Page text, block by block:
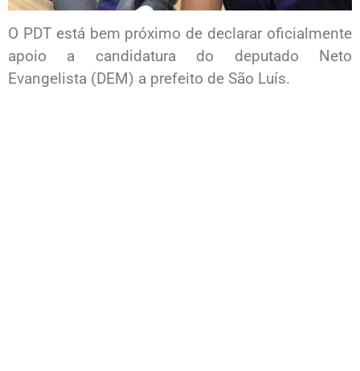
O PDT está bem próximo de declarar oficialmente
apoio a candidatura do deputado Neto
Evangelista (DEM) a prefeito de São Luís.